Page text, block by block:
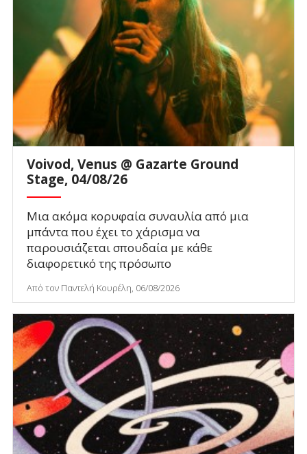
Voivod, Venus @ Gazarte Ground
Stage, 04/08/26
Μια ακόμα κορυφαία συναυλία από μια
μπάντα που έχει το χάρισμα να
παρουσιάζεται σπουδαία με κάθε
διαφορετικό της πρόσωπο
Από τον Παντελή Κουρέλη, 06/08/2026